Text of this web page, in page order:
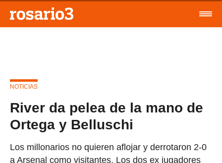
NOTICIAS
River da pelea de la mano de
Ortega y Belluschi
Los millonarios no quieren aflojar y derrotaron 2-0
a Arsenal como visitantes. Los dos ex jugadores